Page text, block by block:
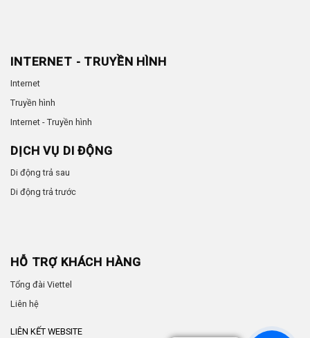
INTERNET - TRUYỀN HÌNH
Internet
Truyền hình
Internet - Truyền hình
DỊCH VỤ DI ĐỘNG
Di động trả sau
Di động trả trước
HỖ TRỢ KHÁCH HÀNG
Tổng đài Viettel
Liên hệ
LIÊN KẾT WEBSITE